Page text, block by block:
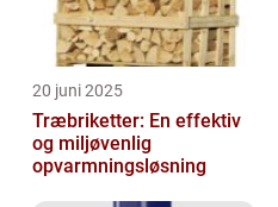
20 juni 2025
Træbriketter: En effektiv
og miljøvenlig
opvarmningsløsning